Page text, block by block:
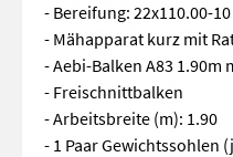
- Bereifung: 22x110.00-
- Mähapparat kurz mit
- Aebi-Balken A83
- Freischnittbalken
- Arbeitsbreite (m): 1.90
- 1 Paar Gewichtssohlen